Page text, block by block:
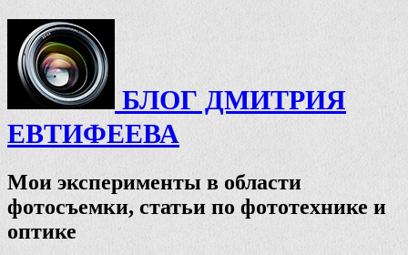
БЛОГ ДМИТРИЯ
ЕВТИФЕЕВА
Мои эксперименты в области
фотосъемки, статьи по фототехнике и
оптике